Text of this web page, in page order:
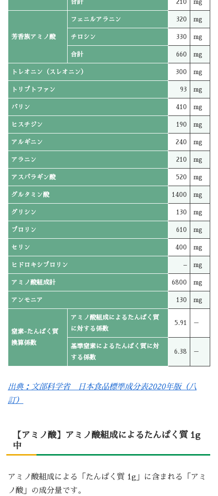
合計 210 mg
芳香族アミノ酸
フェニルアラニン 320 mg
チロシン 330 mg
合計 660 mg
トレオニン（スレオニン） 300 mg
トリプトファン 93 mg
バリン 410 mg
ヒスチジン 190 mg
アルギニン 240 mg
アラニン 210 mg
アスパラギン酸 520 mg
グルタミン酸 1400 mg
グリシン 130 mg
プロリン 610 mg
セリン 400 mg
ヒドロキシプロリン – mg
アミノ酸組成計 6800 mg
アンモニア 130 mg
窒素-たんぱく質
換算係数
アミノ酸組成によるたんぱく質
に対する係数
5.91 －
基準窒素によるたんぱく質に対
する係数
6.38 －
出典：文部科学省 日本食品標準成分表2020年版（八
訂）
【アミノ酸】アミノ酸組成によるたんぱく質 1g
中
アミノ酸組成による「たんぱく質 1g」に含まれる「アミ
ノ酸」の成分量です。